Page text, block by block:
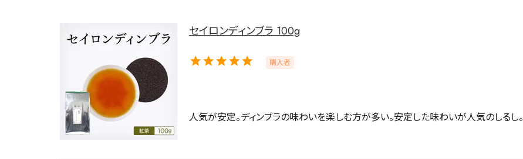
茶葉を選択
健康茶 ハーブティー 緑茶
容量を選択
100g 500g 1000g
セイロンディンブラ 100g
購入者
人気が安定。ディンブラの味わいを楽しむ方が多い。安定した味わいが人気のしるし。